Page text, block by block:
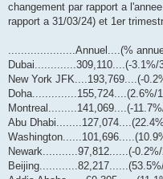
a
g
e
changement par rapport a
rapport a 31/03/24) et 1er
.....................Annuel....(%
Dubai.............309,110....(-3.1%/
New York JFK....193,769....(-
Doha..............155,724....(2.6%/
Montreal.........141,069....(-
Abu
Newark...........97,812......(-